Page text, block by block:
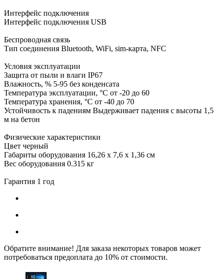
Интерфейс подключения
Интерфейс подключения USB
Беспроводная связь
Тип соединения Bluetooth, WiFi, sim-карта, NFС
Условия эксплуатации
Защита от пыли и влаги IP67
Влажность, % 5-95 без конденсата
Температура эксплуатации, °C от -20 до 60
Температура хранения, °C от -40 до 70
Устойчивость к падениям Выдерживает падения с высоты 1,5
м на бетон
Физические характеристики
Цвет черный
Габариты оборудования 16,26 x 7,6 x 1,36 см
Вес оборудования 0.315 кг
Гарантия 1 год
Обратите внимание! Для заказа некоторых товаров может
потребоваться предоплата до 10% от стоимости.